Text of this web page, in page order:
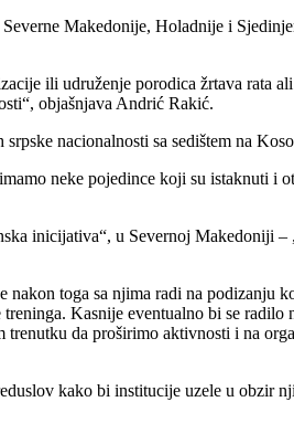
Makedonije, Holadnije i
ili udruženje porodica žrtava rata
objašnjava Andrić Rakić.
nacionalnosti sa sedištem na
neke pojedince koji su istaknuti i
inicijativa“, u Severnoj Makedoniji
toga sa njima radi na podizanju
Kasnije eventualno bi se
da proširimo aktivnosti i na
kako bi institucije uzele u obzir